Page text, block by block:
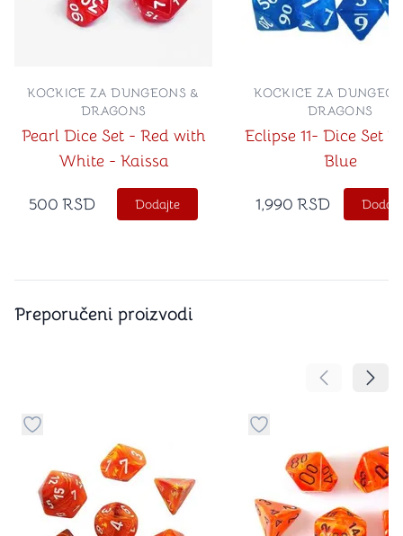
Pearl Dice Set - Red with
White - Kaissa
KOCKICE ZA DUNGEONS &
DRAGONS
500 RSD Dodajte
Eclipse 11- Dice Set
Blue
KOCKICE ZA
DRAGONS
1,990 RSD
Preporučeni proizvodi
Pomeranje
Dugme za dodavanje stvari u kategoriju omiljeno
Dugme za dodavanje